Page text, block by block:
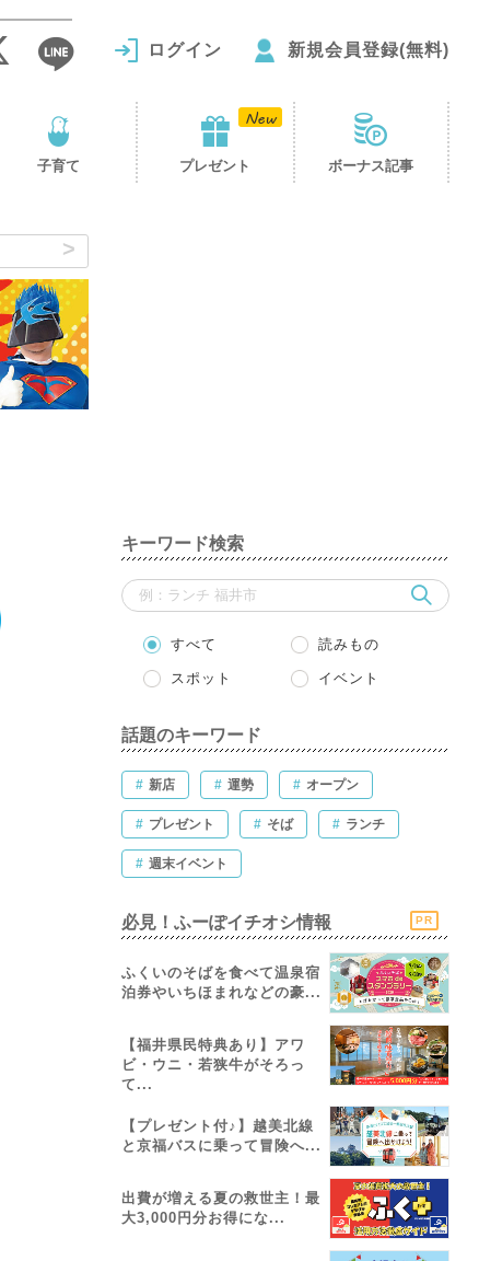
ログイン 新規会員登録(無料)
子育て プレゼント ボーナス記事
キーワード検索
すべて 読みもの
スポット イベント
話題のキーワード
# 新店 # 運勢 # オープン
# プレゼント # そば # ランチ
# 週末イベント
必見！ふーぽイチオシ情報 PR
ふくいのそばを食べて温泉宿
泊券やいちほまれなどの豪...
【福井県民特典あり】アワ
ビ・ウニ・若狭牛がそろっ
て...
【プレゼント付♪】越美北線
と京福バスに乗って冒険へ...
出費が増える夏の救世主！最
大3,000円分お得にな...